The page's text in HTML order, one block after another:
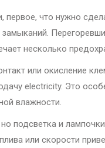
первое, что нужно
несколько
или окисление
electricity. Это
влажности.
подсветка и
или скорости